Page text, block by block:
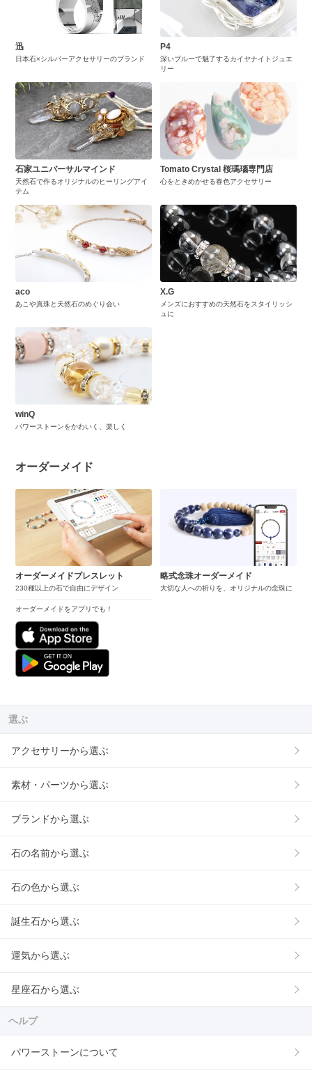
迅
日本石×シルバーアクセサリーのブランド
P4
深いブルーで魅了するカイヤナイトジュエ
リー
石家ユニバーサルマインド
天然石で作るオリジナルのヒーリングアイ
テム
Tomato Crystal 桜瑪瑙専門店
心をときめかせる春色アクセサリー
aco
あこや真珠と天然石のめぐり会い
X.G
メンズにおすすめの天然石をスタイリッシ
ュに
winQ
パワーストーンをかわいく、楽しく
オーダーメイド
オーダーメイドブレスレット
230種以上の石で自由にデザイン
オーダーメイドをアプリでも！
略式念珠オーダーメイド
大切な人への祈りを、オリジナルの念珠に
選ぶ
アクセサリーから選ぶ
素材・パーツから選ぶ
ブランドから選ぶ
石の名前から選ぶ
石の色から選ぶ
誕生石から選ぶ
運気から選ぶ
星座石から選ぶ
ヘルプ
パワーストーンについて